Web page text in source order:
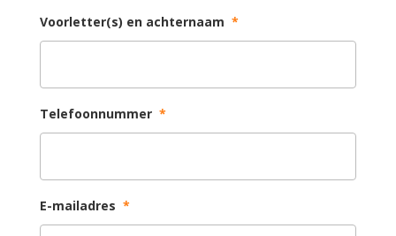
Voorletter(s) en achternaam *
Telefoonnummer *
E-mailadres *